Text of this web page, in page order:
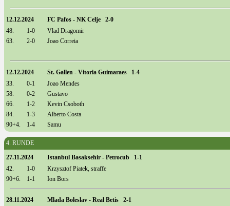
12.12.2024
FC Pafos - NK Celje 2-0
48.
1-0
Vlad Dragomir
63.
2-0 Joao Correia
12.12.2024
St. Gallen - Vitoria Guimaraes 1-4
33.
0-1
Joao Mendes
58.
0-2
Gustavo
66.
1-2
Kevin Csoboth
84.
1-3
Alberto Costa
90+4.
1-4 Samu
4. RUNDE
27.11.2024
Istanbul Basaksehir - Petrocub 1-1
42.
1-0
Krzysztof Piatek, straffe
90+6.
1-1 Ion Bors
28.11.2024
Mlada Boleslav - Real Betis 2-1